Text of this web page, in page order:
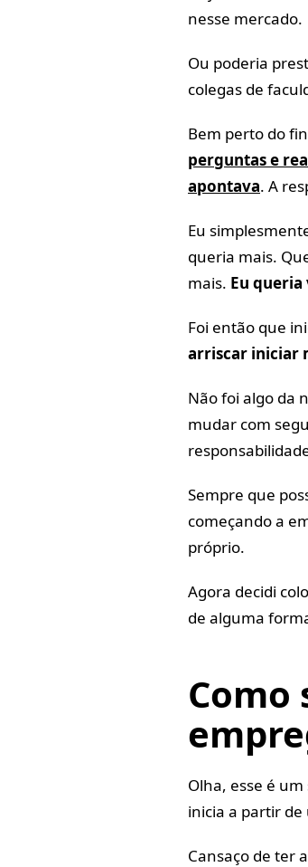
nesse mercado.
Ou poderia
colegas de
Bem perto do
perguntas e
apontava. A
Eu
queria mais.
mais. Eu
Foi então que
arriscar iniciar
Não foi algo da
mudar com
Sempre que
começando a
próprio.
Agora decidi
de alguma
Como
Olha, esse é
inicia a partir de
Cansaço de ter